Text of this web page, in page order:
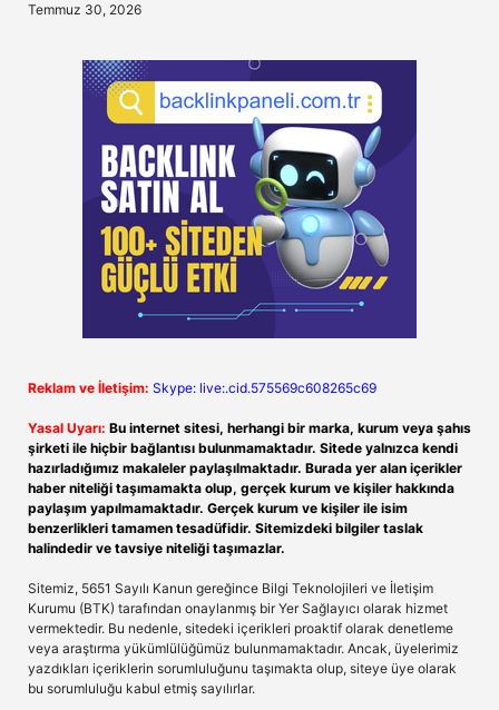
Temmuz 30, 2026
Reklam ve İletişim: Skype: live:.cid.575569c608265c69
Yasal Uyarı: Bu internet sitesi, herhangi bir marka, kurum veya şahıs
şirketi ile hiçbir bağlantısı bulunmamaktadır. Sitede yalnızca kendi
hazırladığımız makaleler paylaşılmaktadır. Burada yer alan içerikler
haber niteliği taşımamakta olup, gerçek kurum ve kişiler hakkında
paylaşım yapılmamaktadır. Gerçek kurum ve kişiler ile isim
benzerlikleri tamamen tesadüfidir. Sitemizdeki bilgiler taslak
halindedir ve tavsiye niteliği taşımazlar.
Sitemiz, 5651 Sayılı Kanun gereğince Bilgi Teknolojileri ve İletişim
Kurumu (BTK) tarafından onaylanmış bir Yer Sağlayıcı olarak hizmet
vermektedir. Bu nedenle, sitedeki içerikleri proaktif olarak denetleme
veya araştırma yükümlülüğümüz bulunmamaktadır. Ancak, üyelerimiz
yazdıkları içeriklerin sorumluluğunu taşımakta olup, siteye üye olarak
bu sorumluluğu kabul etmiş sayılırlar.